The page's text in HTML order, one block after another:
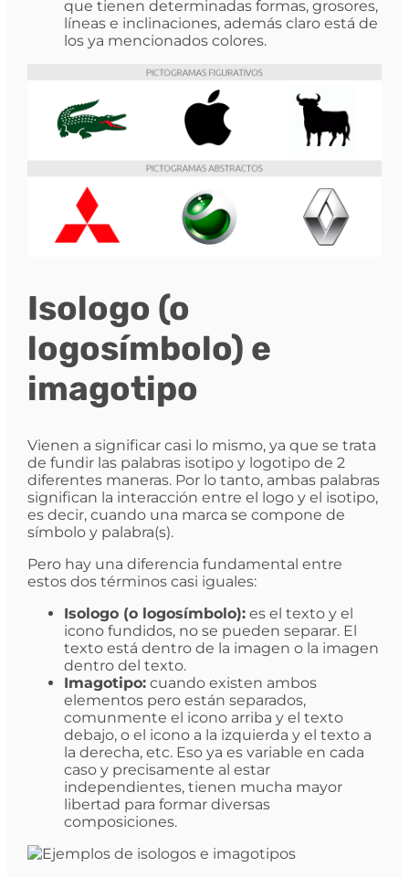
que tienen determinadas formas, grosores,
líneas e inclinaciones, además claro está de
los ya mencionados colores.
Isologo (o
logosímbolo) e
imagotipo
Vienen a significar casi lo mismo, ya que se trata
de fundir las palabras isotipo y logotipo de 2
diferentes maneras. Por lo tanto, ambas palabras
significan la interacción entre el logo y el isotipo,
es decir, cuando una marca se compone de
símbolo y palabra(s).
Pero hay una diferencia fundamental entre
estos dos términos casi iguales:
Isologo (o logosímbolo):es el texto y el
icono fundidos, no se pueden separar. El
texto está dentro de la imagen o la imagen
dentro del texto.
Imagotipo:cuando existen ambos
elementos pero están separados,
comunmente el icono arriba y el texto
debajo, o el icono a la izquierda y el texto a
la derecha, etc. Eso ya es variable en cada
caso y precisamente al estar
independientes, tienen mucha mayor
libertad para formar diversas
composiciones.